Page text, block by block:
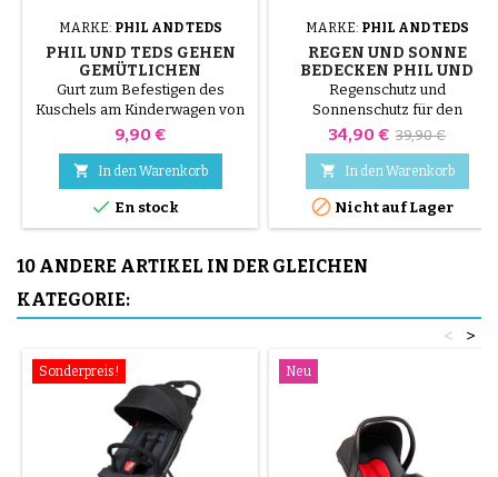
MARKE: PHIL AND TEDS
PHIL UND TEDS GEHEN
GEMÜTLICHEN
KINDERWAGENRIEMEN
Gurt zum Befestigen des
Kuschels am Kinderwagen von
Phil and Teds Go
Preis
9,90 €
 In den Warenkorb
 En stock
MARKE: PHIL AND TEDS
REGEN UND SONNE
BEDECKEN PHIL UND
TEDS GEHEN
KINDERWAGEN
Regenschutz und
Sonnenschutz für den
Kinderwagen Phil and Teds Go
Preis
34,90 € 39,90 €
 In den Warenkorb
 Nicht auf Lager
10 ANDERE ARTIKEL IN DER GLEICHEN
KATEGORIE:
>
<
Sonderpreis! Neu